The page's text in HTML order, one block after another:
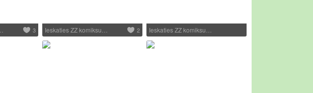
3 Ieskaties ZZ komiksu… 2 Ieskaties ZZ komiksu…